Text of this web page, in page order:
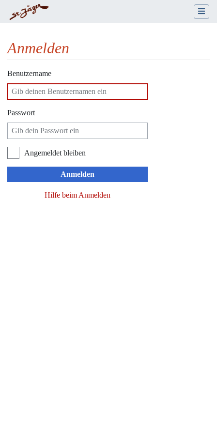
Anmelden
Wechseln zu:Navigation
Benutzername
Passwort
Angemeldet bleiben
Anmelden
Hilfe beim Anmelden